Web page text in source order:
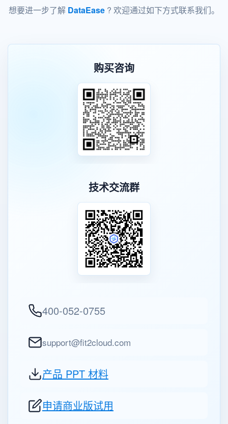
想要进一步了解 DataEase ? 欢迎通过如下方式联系我们。
购买咨询
技术交流群
400-052-0755
support@fit2cloud.com
产品 PPT 材料
申请商业版试用